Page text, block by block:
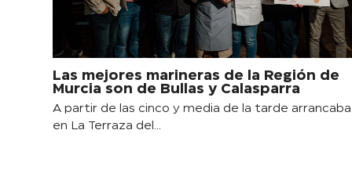
Las mejores marineras de la Región de
Murcia son de Bullas y Calasparra
A partir de las cinco y media de la tarde arrancaba
en La Terraza del…